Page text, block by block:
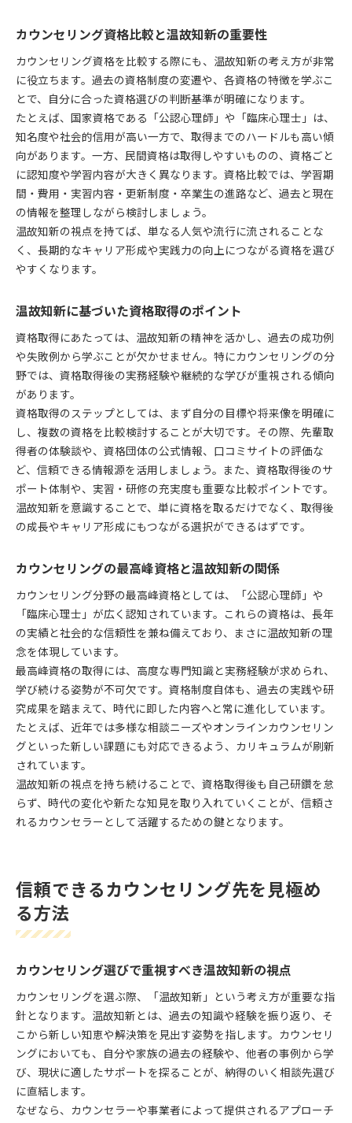
カウンセリング資格比較と温故知新の重要性
カウンセリング資格を比較する際にも、温故知新の考え方が非常
に役立ちます。過去の資格制度の変遷や、各資格の特徴を学ぶこ
とで、自分に合った資格選びの判断基準が明確になります。
たとえば、国家資格である「公認心理師」や「臨床心理士」は、
知名度や社会的信用が高い一方で、取得までのハードルも高い傾
向があります。一方、民間資格は取得しやすいものの、資格ごと
に認知度や学習内容が大きく異なります。資格比較では、学習期
間・費用・実習内容・更新制度・卒業生の進路など、過去と現在
の情報を整理しながら検討しましょう。
温故知新の視点を持てば、単なる人気や流行に流されることな
く、長期的なキャリア形成や実践力の向上につながる資格を選び
やすくなります。
温故知新に基づいた資格取得のポイント
資格取得にあたっては、温故知新の精神を活かし、過去の成功例
や失敗例から学ぶことが欠かせません。特にカウンセリングの分
野では、資格取得後の実務経験や継続的な学びが重視される傾向
があります。
資格取得のステップとしては、まず自分の目標や将来像を明確に
し、複数の資格を比較検討することが大切です。その際、先輩取
得者の体験談や、資格団体の公式情報、口コミサイトの評価な
ど、信頼できる情報源を活用しましょう。また、資格取得後のサ
ポート体制や、実習・研修の充実度も重要な比較ポイントです。
温故知新を意識することで、単に資格を取るだけでなく、取得後
の成長やキャリア形成にもつながる選択ができるはずです。
カウンセリングの最高峰資格と温故知新の関係
カウンセリング分野の最高峰資格としては、「公認心理師」や
「臨床心理士」が広く認知されています。これらの資格は、長年
の実績と社会的な信頼性を兼ね備えており、まさに温故知新の理
念を体現しています。
最高峰資格の取得には、高度な専門知識と実務経験が求められ、
学び続ける姿勢が不可欠です。資格制度自体も、過去の実践や研
究成果を踏まえて、時代に即した内容へと常に進化しています。
たとえば、近年では多様な相談ニーズやオンラインカウンセリン
グといった新しい課題にも対応できるよう、カリキュラムが刷新
されています。
温故知新の視点を持ち続けることで、資格取得後も自己研鑽を怠
らず、時代の変化や新たな知見を取り入れていくことが、信頼さ
れるカウンセラーとして活躍するための鍵となります。
信頼できるカウンセリング先を見極め
る方法
カウンセリング選びで重視すべき温故知新の視点
カウンセリングを選ぶ際、「温故知新」という考え方が重要な指
針となります。温故知新とは、過去の知識や経験を振り返り、そ
こから新しい知恵や解決策を見出す姿勢を指します。カウンセリ
ングにおいても、自分や家族の過去の経験や、他者の事例から学
び、現状に適したサポートを探ることが、納得のいく相談先選び
に直結します。
なぜなら、カウンセラーや事業者によって提供されるアプローチ